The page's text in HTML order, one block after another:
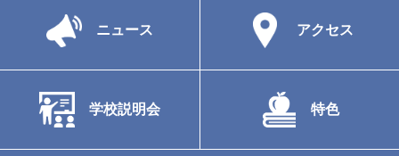
ニュース アクセス
学校説明会 特色